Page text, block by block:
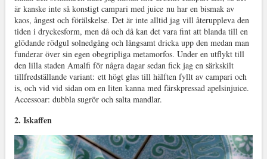
är kanske inte så konstigt campari med juice nu har en bismak av
kaos, ångest och förälskelse. Det är inte alltid jag vill återuppleva den
tiden i dryckesform, men då och då kan det vara fint att blanda till en
glödande rödgul solnedgång och långsamt dricka upp den medan man
funderar över sin egen obegripliga metamorfos. Under en utflykt till
den lilla staden Amalfi för några dagar sedan fick jag en särkskilt
tillfredställande variant: ett högt glas till hälften fyllt av campari och
is, och vid vid sidan om en liten kanna med färskpressad apelsinjuice.
Accessoar: dubbla sugrör och salta mandlar.
2. Iskaffen